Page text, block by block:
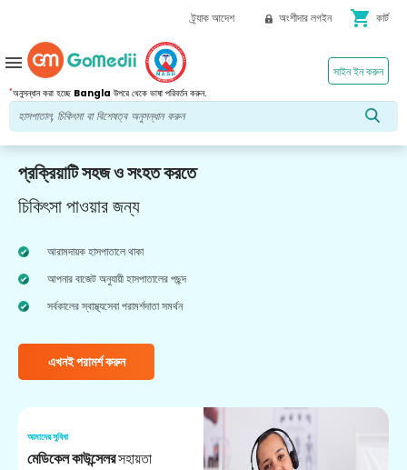
ট্র্যাক আদেশ অংশীদার লগইন shopping_cart কার্ট
*অনুসন্ধান করা হচ্ছে Bangla উপরে থেকে ভাষা পরিবর্তন করুন.
সাইন ইন করুন
menu
প্রক্রিয়াটি সহজ ও সংহত করতে
চিকিৎসা পাওয়ার জন্য
আরামদায়ক হাসপাতালে থাকা
আপনার বাজেট অনুযায়ী হাসপাতালের পছন্দ
সর্বকালের স্বাস্থ্যসেবা পরামর্শদাতা সমর্থন
এখনই পরামর্শ করুন
আমাদের সুবিধা
মেডিকেল কাউন্সেলরসহায়তা